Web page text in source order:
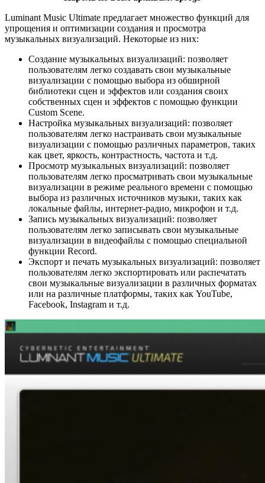
Luminant Music Ultimate предлагает множество функций для
упрощения и оптимизации создания и просмотра
музыкальных визуализаций. Некоторые из них:
Создание музыкальных визуализаций: позволяет
пользователям легко создавать свои музыкальные
визуализации с помощью выбора из обширной
библиотеки сцен и эффектов или создания своих
собственных сцен и эффектов с помощью функции
Custom Scene.
Настройка музыкальных визуализаций: позволяет
пользователям легко настраивать свои музыкальные
визуализации с помощью различных параметров, таких
как цвет, яркость, контрастность, частота и т.д.
Просмотр музыкальных визуализаций: позволяет
пользователям легко просматривать свои музыкальные
визуализации в режиме реального времени с помощью
выбора из различных источников музыки, таких как
локальные файлы, интернет-радио, микрофон и т.д.
Запись музыкальных визуализаций: позволяет
пользователям легко записывать свои музыкальные
визуализации в видеофайлы с помощью специальной
функции Record.
Экспорт и печать музыкальных визуализаций: позволяет
пользователям легко экспортировать или распечатать
свои музыкальные визуализации в различных форматах
или на различные платформы, таких как YouTube,
Facebook, Instagram и т.д.